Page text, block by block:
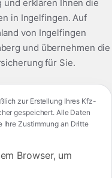
und erklären Ihnen die
in Ingelfingen. Auf
von Ingelfingen
und übernehmen die
für Sie.
zur Erstellung Ihres Kfz-
gespeichert. Alle Daten
Zustimmung an Dritte
Browser, um